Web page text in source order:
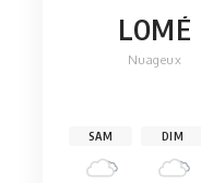
LOMÉ
Nuageux
SAM DIM